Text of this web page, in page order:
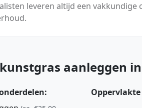
leveren altijd een
aanleggen